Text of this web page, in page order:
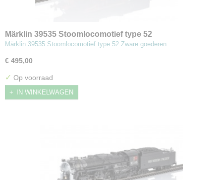
Märklin 39535 Stoomlocomotief type 52
Märklin 39535 Stoomlocomotief type 52 Zware goederen…
€ 495,00
✓ Op voorraad
IN WINKELWAGEN